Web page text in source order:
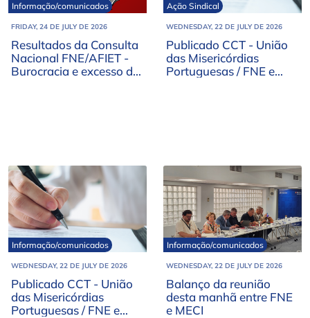
Informação/comunicados
FRIDAY, 24 DE JULY DE 2026
Resultados da Consulta
Nacional FNE/AFIET -
Burocracia e excesso de
Ação Sindical
WEDNESDAY, 22 DE JULY DE 2026
Publicado CCT - União
das Misericórdias
Portuguesas / FNE e
Informação/comunicados
WEDNESDAY, 22 DE JULY DE 2026
Publicado CCT - União
das Misericórdias
Portuguesas / FNE e
Informação/comunicados
WEDNESDAY, 22 DE JULY DE 2026
Balanço da reunião
desta manhã entre FNE
e MECI